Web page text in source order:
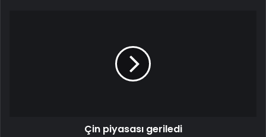
Çin piyasası geriledi